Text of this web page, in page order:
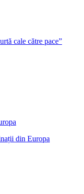
cale către pace”
din Europa